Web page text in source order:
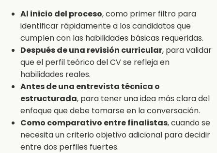
Al inicio del proceso, como primer filtro para
identificar rápidamente a los candidatos que
cumplen con las habilidades básicas requeridas.
Después de una revisión curricular, para validar
que el perfil teórico del CV se refleja en
habilidades reales.
Antes de una entrevista técnica o
estructurada, para tener una idea más clara del
enfoque que debe tomarse en la conversación.
Como comparativo entre finalistas, cuando se
necesita un criterio objetivo adicional para decidir
entre dos perfiles fuertes.